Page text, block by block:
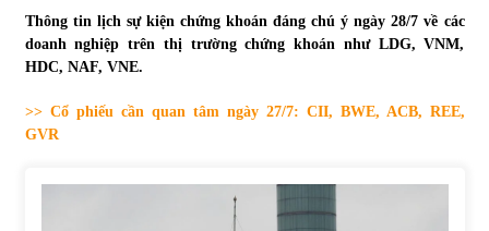
Tự doanh ngày 3.6.2022: CTCK mua ròng 28,7 tỷ đồng
Thông tin lịch sự kiện chứng khoán đáng chú ý ngày 28/7 về các
doanh nghiệp trên thị trường chứng khoán như LDG, VNM,
HDC, NAF, VNE.
>> Cổ phiếu cần quan tâm ngày 27/7: CII, BWE, ACB, REE,
GVR